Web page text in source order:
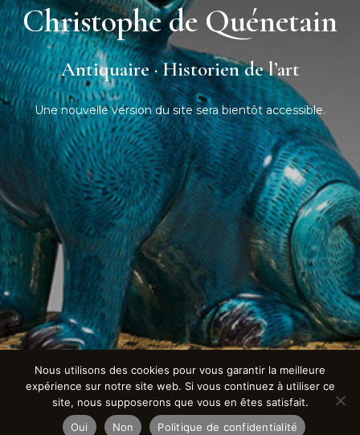
Christophe de Quénetain
Antiquaire · Historien de l’art
Une nouvelle version du site sera bientôt accessible.
Nous utilisons des cookies pour vous garantir la meilleure
expérience sur notre site web. Si vous continuez à utiliser ce
site, nous supposerons que vous en êtes satisfait.
Oui
Non Politique de confidentialité